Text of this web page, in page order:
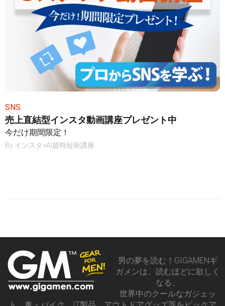
SNS
売上直結型インスタ動画講座プレゼント中
今だけ期間限定！
By インスタ×AI超時短術講座
男の夢を読む！GIGAMENギ
ガメンは、読むほどに欲しく
なる、
世界中のクールなガジェッ